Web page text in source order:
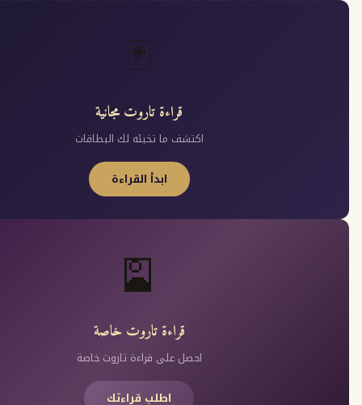
قراءة تاروت مجانية
اكتشف ما تخبئه لك البطاقات
ابدأ القراءة
قراءة تاروت خاصة
احصل على قراءة تاروت خاصة